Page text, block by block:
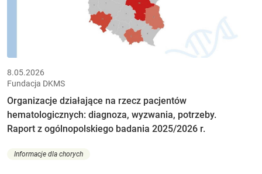
8.05.2026
Fundacja DKMS
Organizacje działające na rzecz pacjentów
hematologicznych: diagnoza, wyzwania, potrzeby.
Raport z ogólnopolskiego badania 2025/2026 r.
Informacje dla chorych